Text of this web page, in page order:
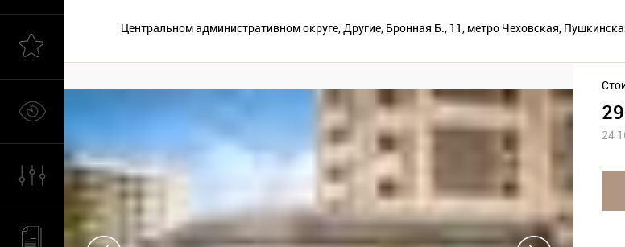
Центральном административном округе, Другие, Бронная Б., 11, метро Чеховская,
24